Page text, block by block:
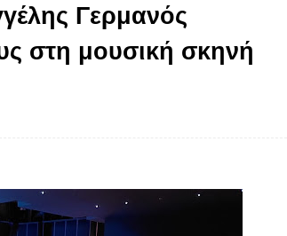
Γερμανός
στη μουσική σκηνή